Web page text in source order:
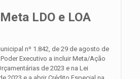
LDO e LOA
nº 1.842, de 29 de agosto de
Executivo a incluir Meta/Ação
de 2023 e na Lei